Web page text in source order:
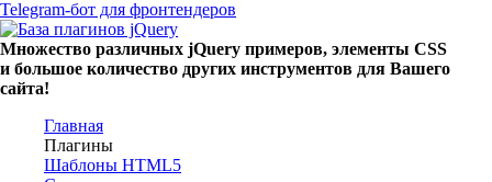
Telegram-бот для фронтендеров
Множество различных jQuery примеров, элементы CSS
и большое количество других инструментов для Вашего
сайта!
Главная
Плагины
Шаблоны HTML5